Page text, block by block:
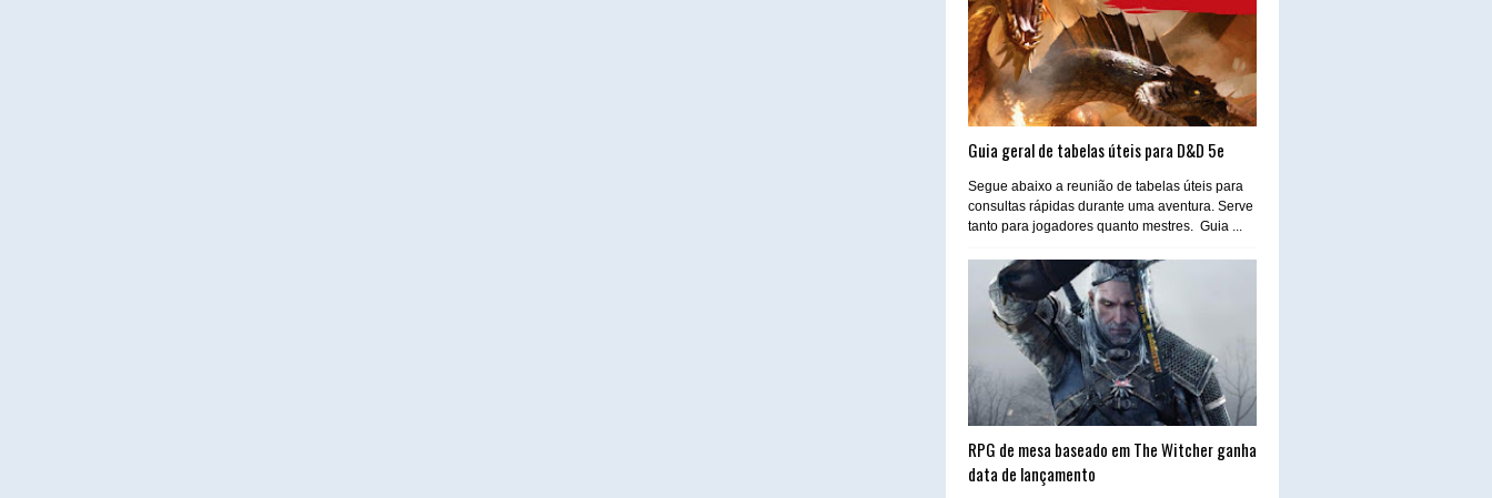
Guia geral de tabelas úteis para D&D 5e
Segue abaixo a reunião de tabelas úteis para
consultas rápidas durante uma aventura. Serve
tanto para jogadores quanto mestres. Guia ...
RPG de mesa baseado em The Witcher ganha
data de lançamento